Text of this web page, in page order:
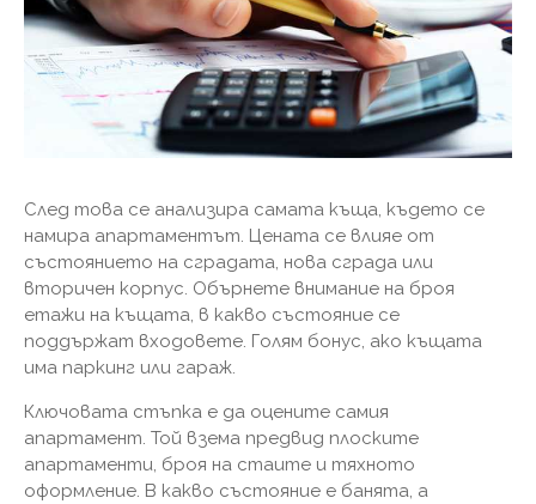
След това се анализира самата къща, където се
намира апартаментът. Цената се влияе от
състоянието на сградата, нова сграда или
вторичен корпус. Обърнете внимание на броя
етажи на къщата, в какво състояние се
поддържат входовете. Голям бонус, ако къщата
има паркинг или гараж.
Ключовата стъпка е да оцените самия
апартамент. Той взема предвид плоските
апартаменти, броя на стаите и тяхното
оформление. В какво състояние е банята, а